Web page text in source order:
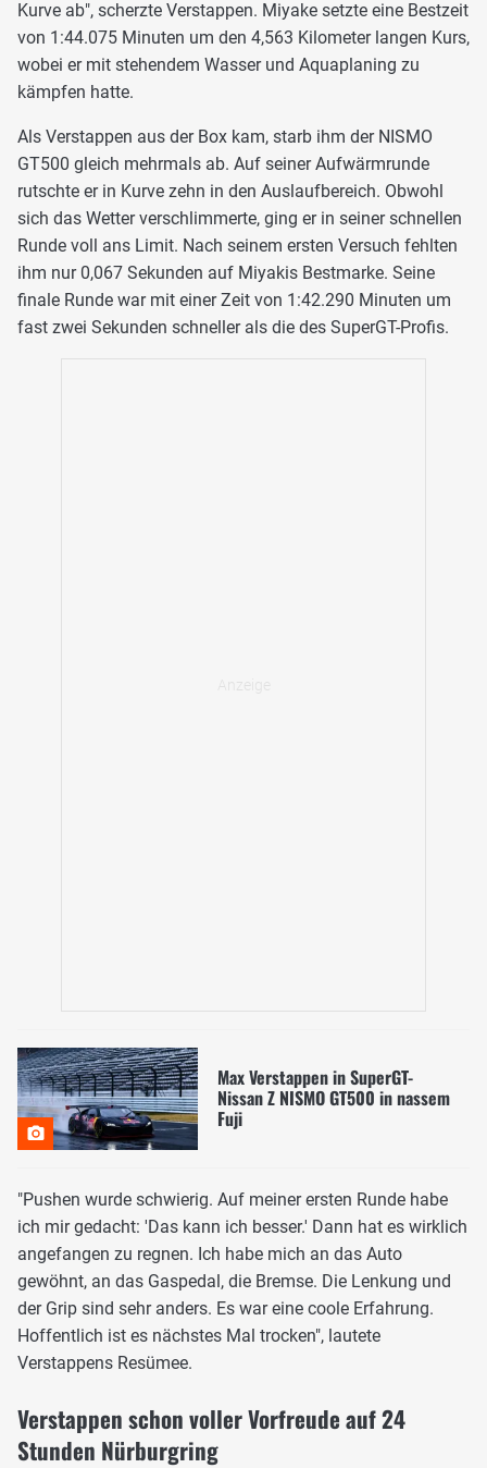
Kurve ab", scherzte Verstappen. Miyake setzte eine Bestzeit
von 1:44.075 Minuten um den 4,563 Kilometer langen Kurs,
wobei er mit stehendem Wasser und Aquaplaning zu
kämpfen hatte.
Als Verstappen aus der Box kam, starb ihm der NISMO
GT500 gleich mehrmals ab. Auf seiner Aufwärmrunde
rutschte er in Kurve zehn in den Auslaufbereich. Obwohl
sich das Wetter verschlimmerte, ging er in seiner schnellen
Runde voll ans Limit. Nach seinem ersten Versuch fehlten
ihm nur 0,067 Sekunden auf Miyakis Bestmarke. Seine
finale Runde war mit einer Zeit von 1:42.290 Minuten um
fast zwei Sekunden schneller als die des SuperGT-Profis.
Max Verstappen in SuperGT-
Nissan Z NISMO GT500 in nassem
Fuji
"Pushen wurde schwierig. Auf meiner ersten Runde habe
ich mir gedacht: 'Das kann ich besser.' Dann hat es wirklich
angefangen zu regnen. Ich habe mich an das Auto
gewöhnt, an das Gaspedal, die Bremse. Die Lenkung und
der Grip sind sehr anders. Es war eine coole Erfahrung.
Hoffentlich ist es nächstes Mal trocken", lautete
Verstappens Resümee.
Verstappen schon voller Vorfreude auf 24
Stunden Nürburgring